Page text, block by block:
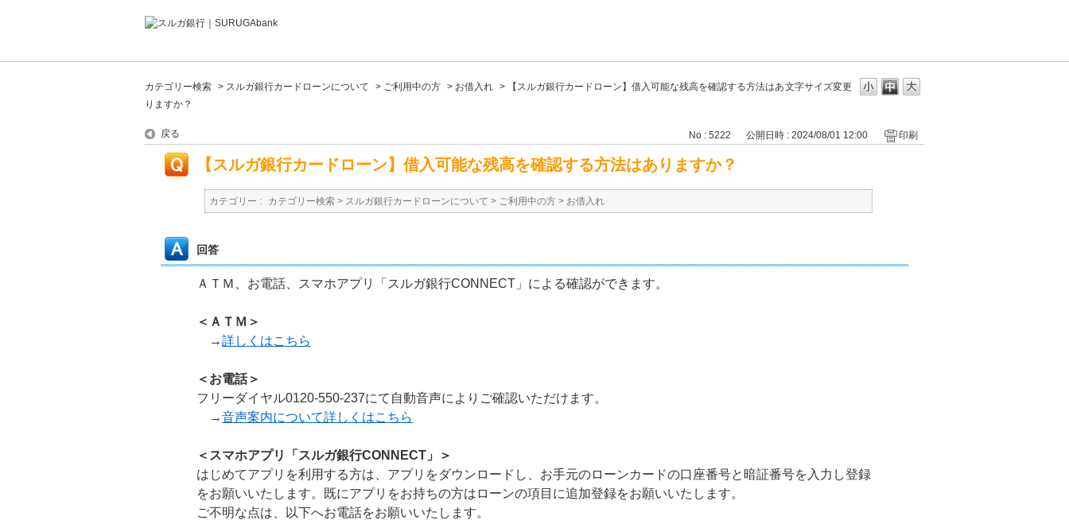
文字サイズ変更
カテゴリー検索 > スルガ銀行カードローンについて > ご利用中の方 > お借入れ >
【スルガ銀行カードローン】借入可能な残高を確認する方法はあ
りますか？
戻る No : 5222 公開日時 : 2024/08/01 12:00 印刷
【スルガ銀行カードローン】借入可能な残高を確認する方法はありますか？
カテゴリー : カテゴリー検索 > スルガ銀行カードローンについて > ご利用中の方 > お借入れ
回答
ＡＴＭ、お電話、スマホアプリ「スルガ銀行CONNECT」による確認ができます。
＜ＡＴＭ＞
→詳しくはこちら
＜お電話＞
フリーダイヤル0120-550-237にて自動音声によりご確認いただけます。
→音声案内について詳しくはこちら
＜スマホアプリ「スルガ銀行CONNECT」＞
はじめてアプリを利用する方は、アプリをダウンロードし、お手元のローンカードの口座番号と暗証番号を入力し登録
をお願いいたします。既にアプリをお持ちの方はローンの項目に追加登録をお願いいたします。
ご不明な点は、以下へお電話をお願いいたします。